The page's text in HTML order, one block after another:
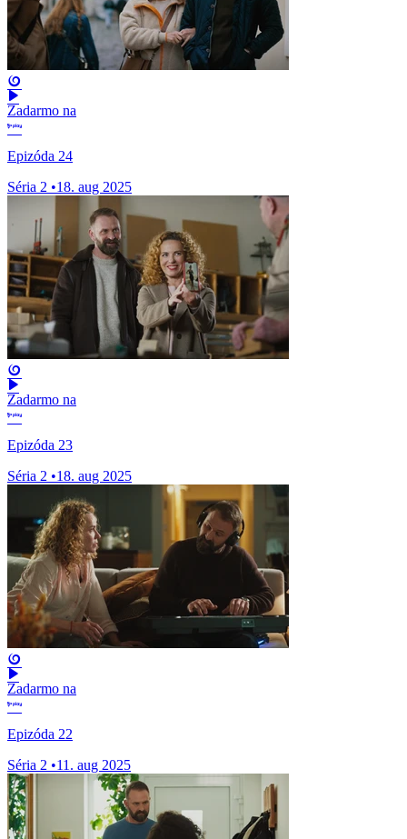
Zadarmo na
Epizóda 24
Séria 2 •18. aug 2025
Zadarmo na
Epizóda 23
Séria 2 •18. aug 2025
Zadarmo na
Epizóda 22
Séria 2 •11. aug 2025